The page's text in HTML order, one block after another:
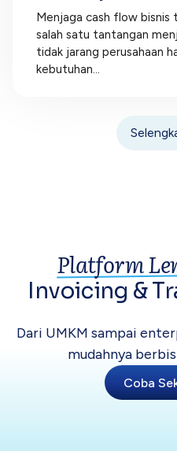
Menjaga cash flow
salah satu tantangan
tidak jarang perusahaan
kebutuhan...
Platform
Invoicing &
Dari UMKM sampai
mudahnya
Coba